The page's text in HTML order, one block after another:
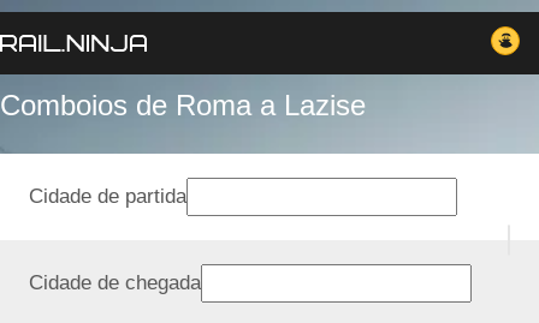
Comboios de Roma a Lazise
Cidade de partida
Cidade de chegada